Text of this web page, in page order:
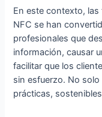
En este contexto,
NFC se han
profesionales que
información, causar
facilitar que los
sin esfuerzo. No
prácticas,